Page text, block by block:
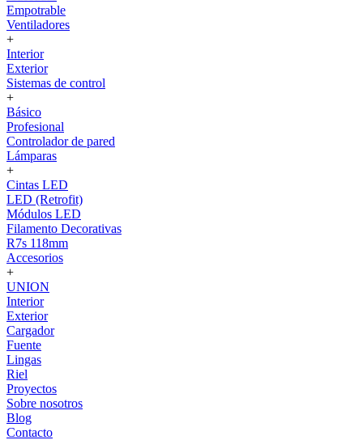
Empotrable
Ventiladores
+
Interior
Exterior
Sistemas de control
+
Básico
Profesional
Controlador de pared
Lámparas
+
Cintas LED
LED (Retrofit)
Módulos LED
Filamento Decorativas
R7s 118mm
Accesorios
+
UNION
Interior
Exterior
Cargador
Fuente
Lingas
Riel
Proyectos
Sobre nosotros
Blog
Contacto